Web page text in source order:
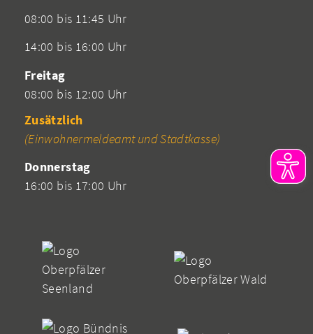
08:00 bis 11:45 Uhr
14:00 bis 16:00 Uhr
Freitag
08:00 bis 12:00 Uhr
Zusätzlich
(Einwohnermeldeamt und Stadtkasse)
Donnerstag
16:00 bis 17:00 Uhr